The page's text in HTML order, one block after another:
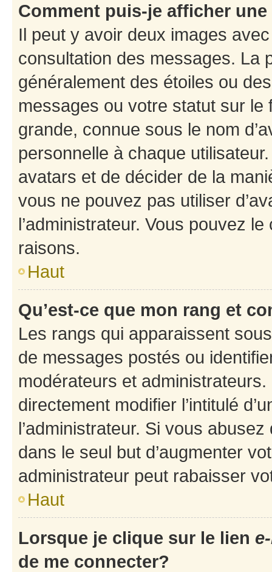
Comment puis-je afficher
Il peut y avoir deux images
consultation des messages. La
généralement des étoiles ou
messages ou votre statut sur
grande, connue sous le nom
personnelle à chaque utilisateur.
avatars et de décider de la
vous ne pouvez pas utiliser
l’administrateur. Vous pouvez
raisons.
Haut
Qu’est-ce que mon rang et
Les rangs qui apparaissent
de messages postés ou
modérateurs et
directement modifier l’intitulé
l’administrateur. Si vous
dans le seul but d’augmenter
administrateur peut rabaisser
Haut
Lorsque je clique sur le lien
de me connecter?